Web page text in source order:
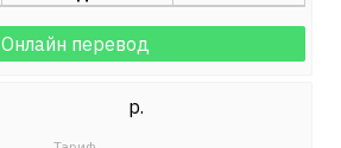
Онлайн перевод
р.